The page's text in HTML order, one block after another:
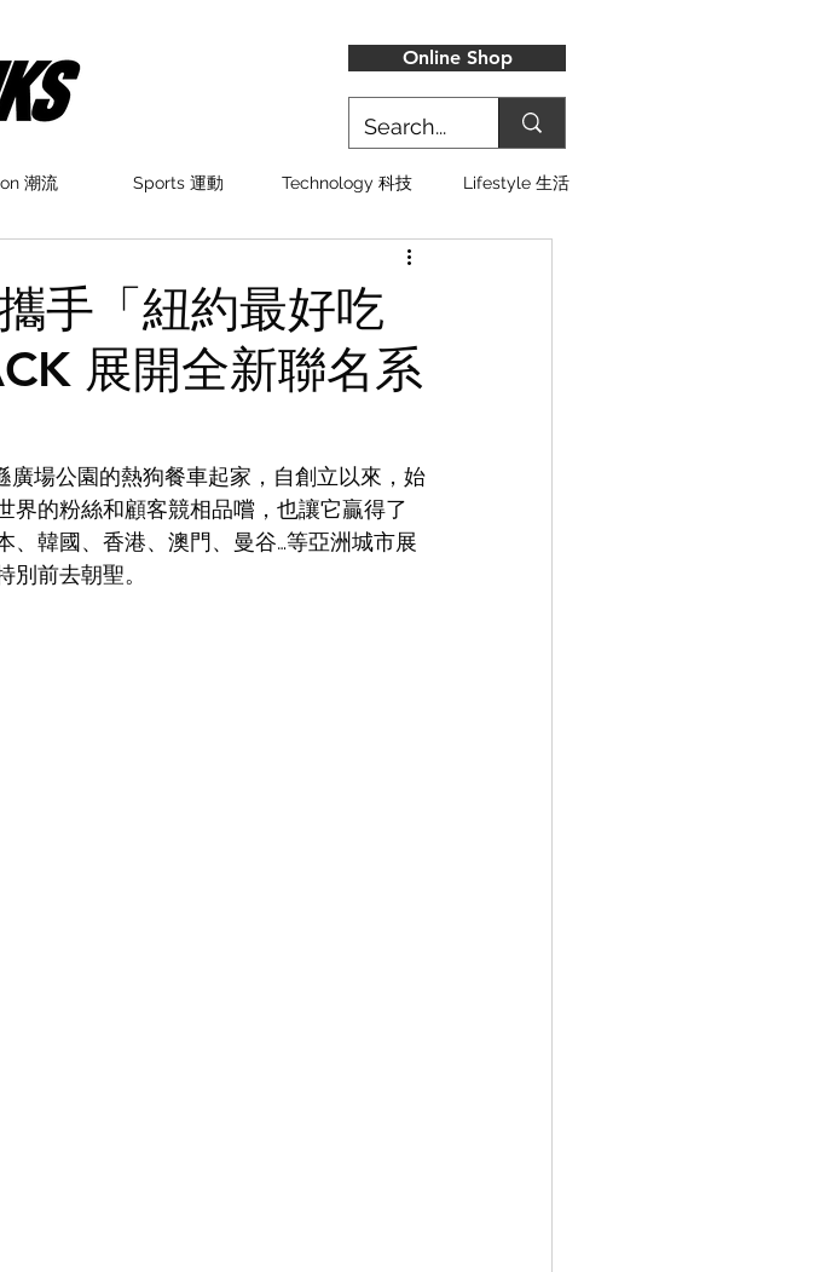
Online Shop
潮流 Sports 運動 Technology 科技 Lifestyle 生活
手「紐約最好吃
展開全新聯名系
場公園的熱狗餐車起家，自創立以來，始
界的粉絲和顧客競相品嚐，也讓它贏得了
、韓國、香港、澳門、曼谷…等亞洲城市展
前去朝聖。